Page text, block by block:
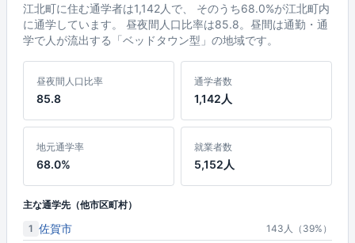
江北町に住む通学者は1,142人で、 そのうち68.0%が江北町内
に通学しています。 昼夜間人口比率は85.8。昼間は通勤・通
学で人が流出する「ベッドタウン型」の地域です。
昼夜間人口比率
85.8
通学者数
1,142人
地元通学率
68.0%
就業者数
5,152人
主な通学先（他市区町村）
1 佐賀市
143人（39%）